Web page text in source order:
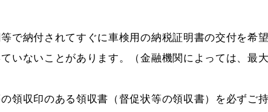
で納付されてすぐに車検用の納税証明書の交付を希
いないことがあります。（金融機関によっては、最
領収印のある領収書（督促状等の領収書）を必ずご持